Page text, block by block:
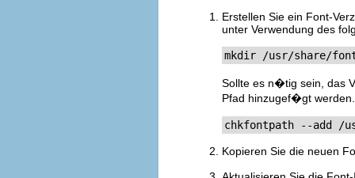
Erstellen Sie ein Font-
unter Verwendung des
mkdir /usr/share/
Sollte es n�tig sein, das
Pfad hinzugef�gt
chkfontpath --add
Kopieren Sie die neuen